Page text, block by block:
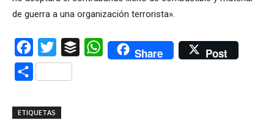
de guerra a una organización terrorista».
Facebook
Twitter Buffer WhatsAppShare Post
Compartir
ETIQUETAS